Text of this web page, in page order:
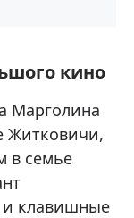
кино
Марголина
Житковичи,
в семье
и клавишные